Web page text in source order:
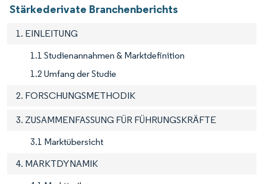
Stärkederivate Branchenberichts
1. EINLEITUNG
1.1 Studienannahmen & Marktdefinition
1.2 Umfang der Studie
2. FORSCHUNGSMETHODIK
3. ZUSAMMENFASSUNG FÜR FÜHRUNGSKRÄFTE
3.1 Marktübersicht
4. MARKTDYNAMIK